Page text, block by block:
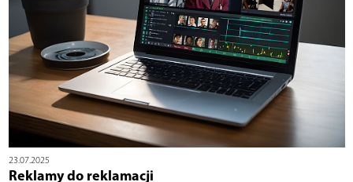
23.07.2025
Reklamy do reklamacji